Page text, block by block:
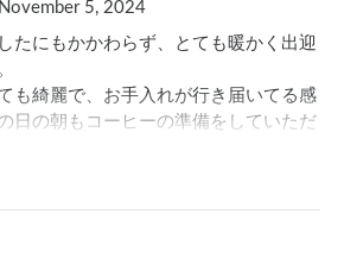
November 5, 2024
たにもかかわらず、とても暖かく出迎
も綺麗で、お手入れが行き届いてる感
日の朝もコーヒーの準備をしていただ
光スポットも多数教えてくださり、と
晴れの日に行きたいです！すぐは厳し